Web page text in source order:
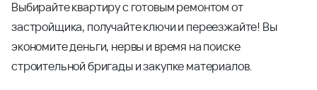
Выбирайте квартиру с готовым ремонтом от
застройщика, получайте ключи и переезжайте! Вы
экономите деньги, нервы и время на поиске
строительной бригады и закупке материалов.